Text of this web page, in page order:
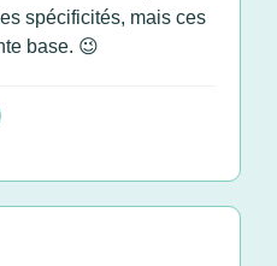
spécificités, mais ces
base. 😉